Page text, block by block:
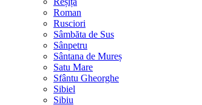
Roman
Rusciori
Sâmbăta de Sus
Sânpetru
Sântana de Mureș
Satu Mare
Sfântu Gheorghe
Sibiel
Sibiu